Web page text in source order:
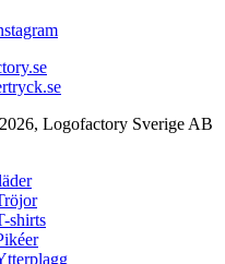
Logofactory Sverige AB
shirts